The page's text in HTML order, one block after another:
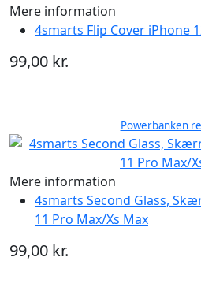
Mere information
4smarts Flip Cover iPhone
99,00 kr.
Powerbanken
Mere information
4smarts Second Glass,
11 Pro Max/Xs Max
99,00 kr.